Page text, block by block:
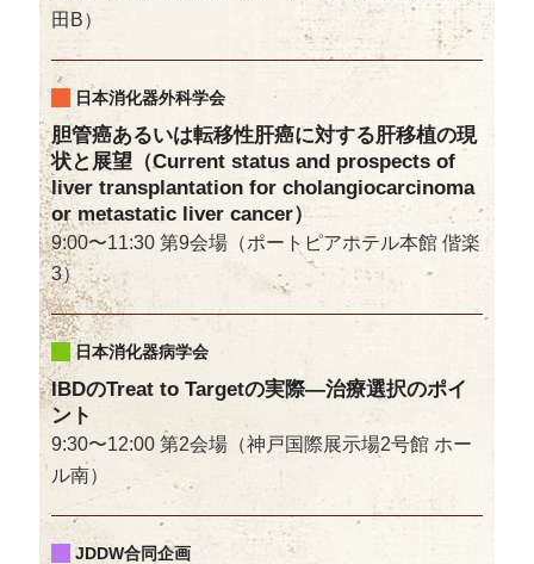
田B）
日本消化器外科学会
胆管癌あるいは転移性肝癌に対する肝移植の現
状と展望（Current status and prospects of
liver transplantation for cholangiocarcinoma
or metastatic liver cancer）
9:00〜11:30 第9会場（ポートピアホテル本館 偕楽
3）
日本消化器病学会
IBDのTreat to Targetの実際―治療選択のポイ
ント
9:30〜12:00 第2会場（神戸国際展示場2号館 ホー
ル南）
JDDW合同企画